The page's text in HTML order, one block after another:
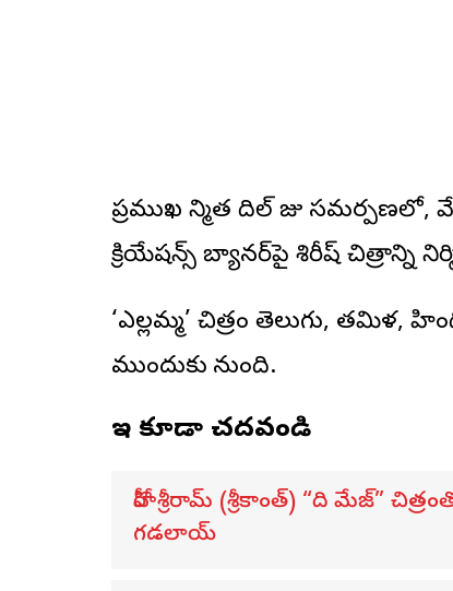
ప్రముఖ నిర్మాత దిల్ రాజు సమర్పణలో,
క్రియేషన్స్ బ్యానర్‌పై శిరీష్ చిత్రాన్ని
‘ఎల్లమ్మ’ చిత్రం తెలుగు, తమిళ,
ముందుకు రానుంది.
ఇవి కూడా చదవండి
హీరో శ్రీరామ్ (శ్రీకాంత్) “ది మేజ్”
గడలాయ్